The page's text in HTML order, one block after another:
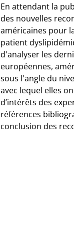
En attendant la
des nouvelles
américaines pour
patient
d'analyser les
européennes,
sous l'angle du
avec lequel elles
d’intérêts des
références
conclusion des